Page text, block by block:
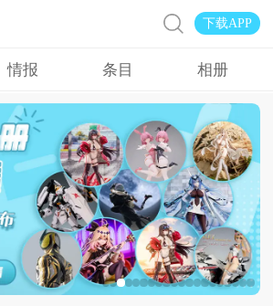
下载APP
情报 条目 相册